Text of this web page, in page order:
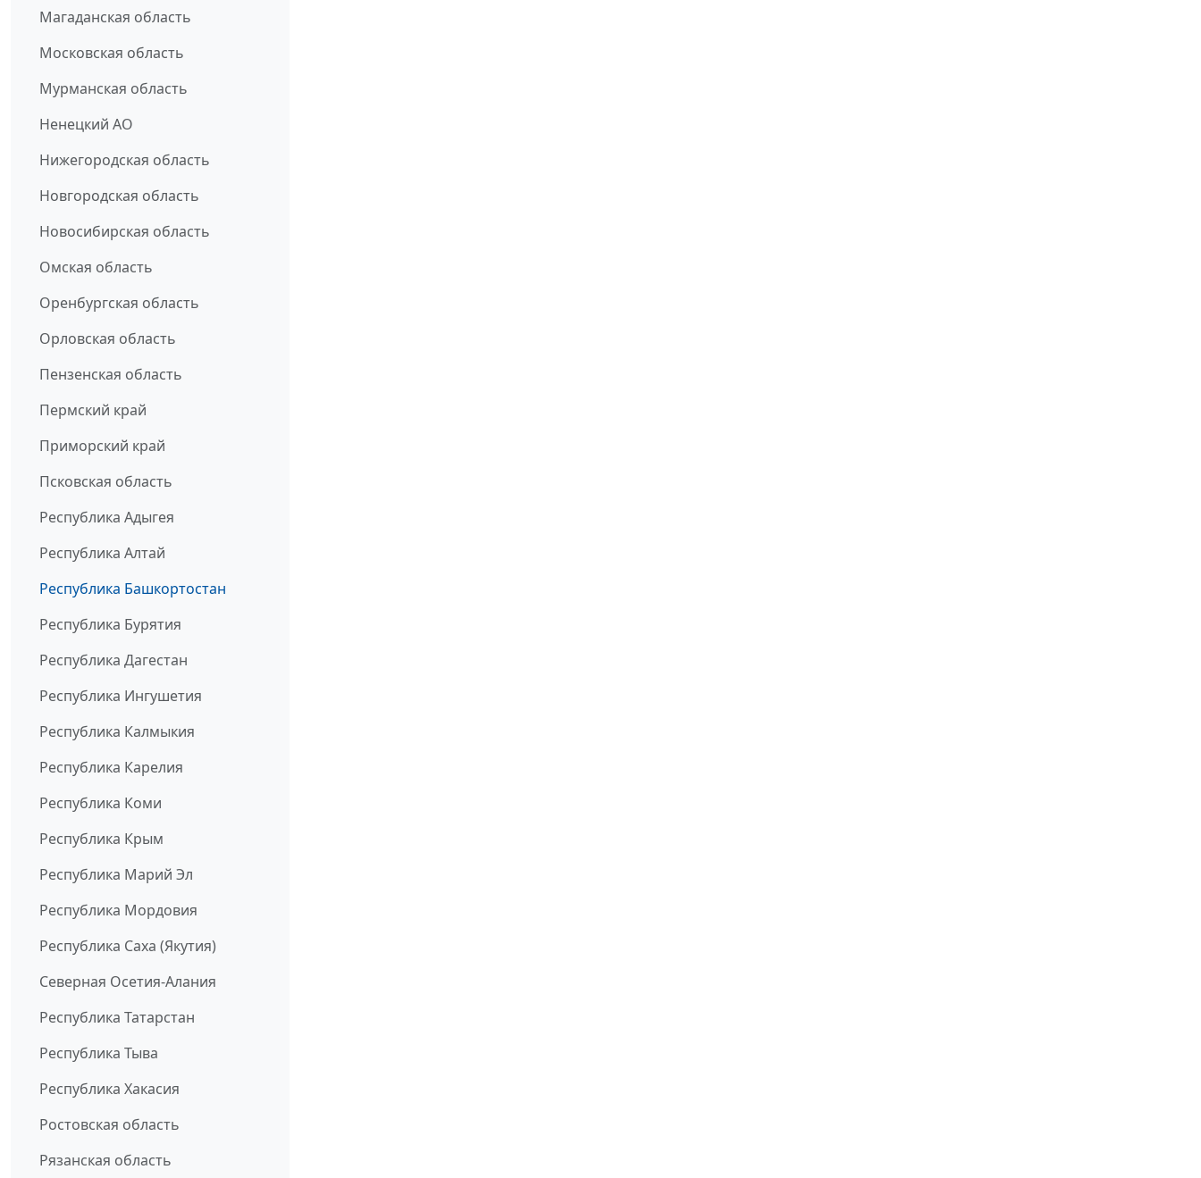
Магаданская область
Московская область
Мурманская область
Ненецкий АО
Нижегородская область
Новгородская область
Новосибирская область
Омская область
Оренбургская область
Орловская область
Пензенская область
Пермский край
Приморский край
Псковская область
Республика Адыгея
Республика Алтай
Республика Башкортостан
Республика Бурятия
Республика Дагестан
Республика Ингушетия
Республика Калмыкия
Республика Карелия
Республика Коми
Республика Крым
Республика Марий Эл
Республика Мордовия
Республика Саха (Якутия)
Северная Осетия-Алания
Республика Татарстан
Республика Тыва
Республика Хакасия
Ростовская область
Рязанская область